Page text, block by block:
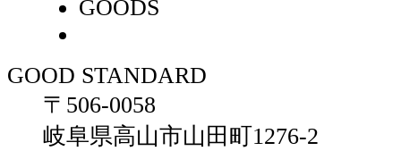
GOOD STANDARD
〒506-0058
岐阜県高山市山田町1276-2